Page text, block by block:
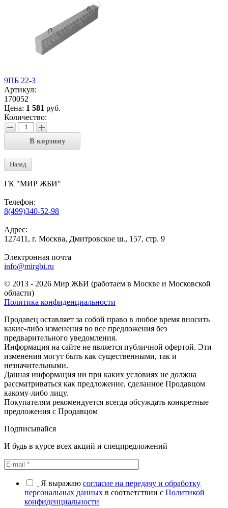
9ПБ 22-3
Артикул:
170052
Цена: 1 581 руб.
Количество:
− +
В корзину
Назад
ГК "МИР ЖБИ"
Телефон:
8(499)340-52-98
Адрес:
127411, г. Москва, Дмитровское ш., 157, стр. 9
Электронная почта
info@mirgbi.ru
© 2013 - 2026 Мир ЖБИ (работаем в Москве и Московской
области)
Политика конфиденциальности
Продавец оставляет за собой право в любое время вносить
какие-либо изменения во все предложения без
предварительного уведомления.
Информация на сайте не является публичной офертой. Эти
изменения могут быть как существенными, так и
незначительными.
Данная информация ни при каких условиях не должна
рассматриваться как предложение, сделанное Продавцом
какому-либо лицу.
Покупателям рекомендуется всегда обсуждать конкретные
предложения с Продавцом
Подписывайся
И будь в курсе всех акций и спецпредложений
Я выражаю согласие на передачу и обработку
персональных данных в соответствии с Политикой
конфиденциальности